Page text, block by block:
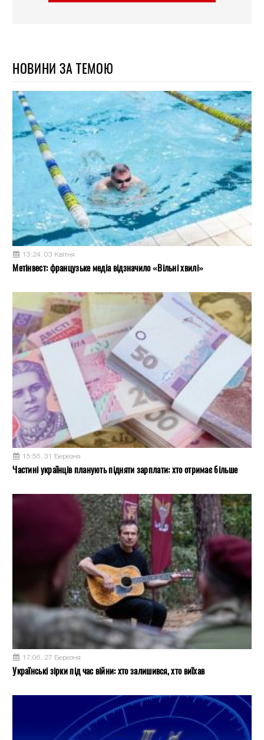
НОВИНИ ЗА ТЕМОЮ
13:24, 03 Квітня
Метінвест: французьке медіа відзначило «Вільні хвилі»
15:56, 31 Березня
Частині українців планують підняти зарплати: хто отримає більше
17:06, 27 Березня
Українські зірки під час війни: хто залишився, хто виїхав